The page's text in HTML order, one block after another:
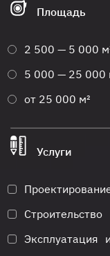
Площадь
2 500 — 5 000
5 000 — 25 000
от 25 000 м²
Услуги
Строительство
Эксплуатация